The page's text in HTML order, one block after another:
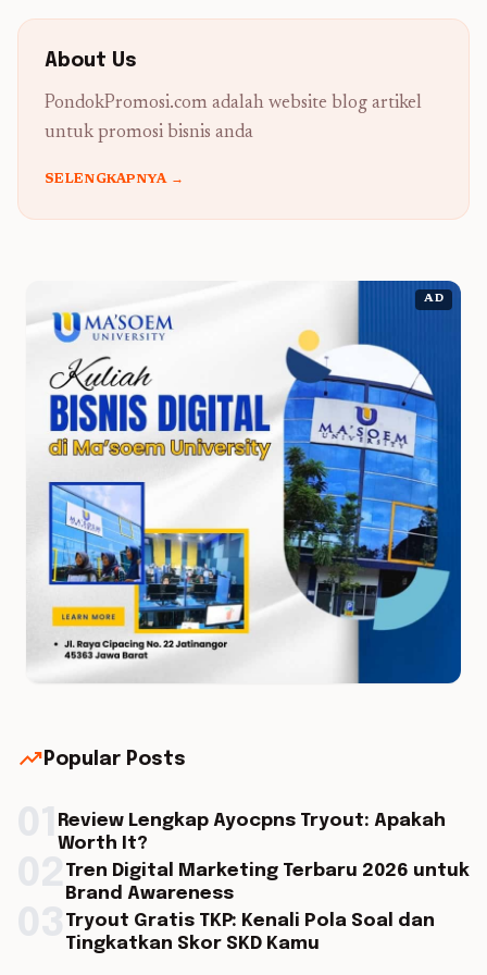
About Us
PondokPromosi.com adalah website blog artikel
untuk promosi bisnis anda
SELENGKAPNYA →
AD
trending_up Popular Posts
Review Lengkap Ayocpns Tryout: Apakah
Worth It?
Tren Digital Marketing Terbaru 2026 untuk
Brand Awareness
Tryout Gratis TKP: Kenali Pola Soal dan
Tingkatkan Skor SKD Kamu